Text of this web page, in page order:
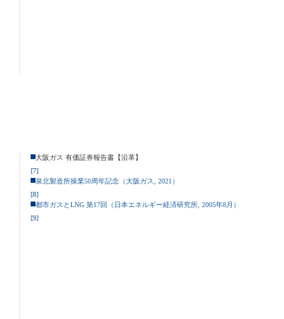
大阪ガス 有価証券報告書【沿革】
[7]
泉北製造所操業50周年記念（大阪ガス, 2021）
[8]
都市ガスとLNG 第17回（日本エネルギー経済研究所, 2005年8月）
[9]